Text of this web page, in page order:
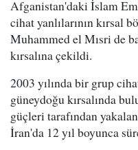
Afganistan'daki İslam
cihat yanlılarının kırsal
Muhammed el Mısri de
kırsalına çekildi.
2003 yılında bir grup
güneydoğu kırsalında
güçleri tarafından
İran'da 12 yıl boyunca